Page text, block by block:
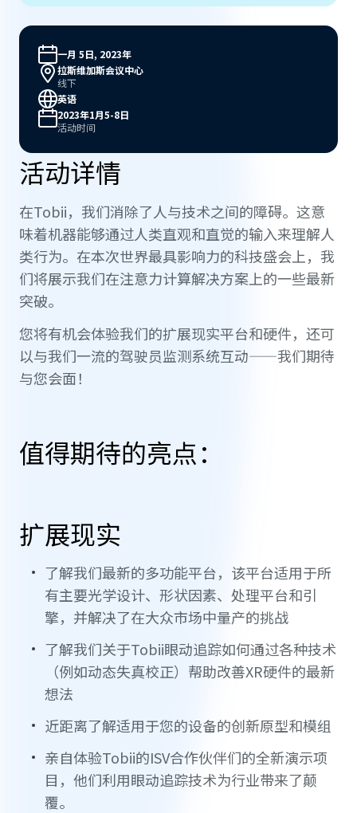
一月 5日, 2023年
拉斯维加斯会议中心
线下
英语
2023年1月5-8日
活动时间
活动详情
在Tobii，我们消除了人与技术之间的障碍。这意
味着机器能够通过人类直观和直觉的输入来理解人
类行为。在本次世界最具影响力的科技盛会上，我
们将展示我们在注意力计算解决方案上的一些最新
突破。
您将有机会体验我们的扩展现实平台和硬件，还可
以与我们一流的驾驶员监测系统互动——我们期待
与您会面！
值得期待的亮点：
扩展现实
了解我们最新的多功能平台，该平台适用于所
有主要光学设计、形状因素、处理平台和引
擎，并解决了在大众市场中量产的挑战
了解我们关于Tobii眼动追踪如何通过各种技术
（例如动态失真校正）帮助改善XR硬件的最新
想法
近距离了解适用于您的设备的创新原型和模组
亲自体验Tobii的ISV合作伙伴们的全新演示项
目，他们利用眼动追踪技术为行业带来了颠
覆。